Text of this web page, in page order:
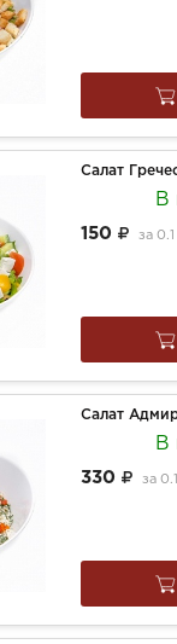
Салат
В
150 за 0.1
Салат
В
330 за